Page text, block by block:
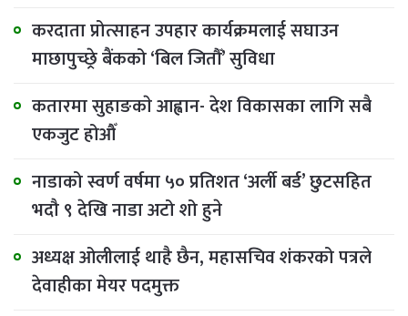
करदाता प्रोत्साहन उपहार कार्यक्रमलाई सघाउन
माछापुच्छ्रे बैंकको ‘बिल जितौँ’ सुविधा
कतारमा सुहाङकाे आह्वान- देश विकासका लागि सबै
एकजुट होऔँ
नाडाको स्वर्ण वर्षमा ५० प्रतिशत ‘अर्ली बर्ड’ छुटसहित
भदौ ९ देखि नाडा अटो शो हुने
अध्यक्ष ओलीलाई थाहै छैन, महासचिव शंकरको पत्रले
देवाहीका मेयर पदमुक्त